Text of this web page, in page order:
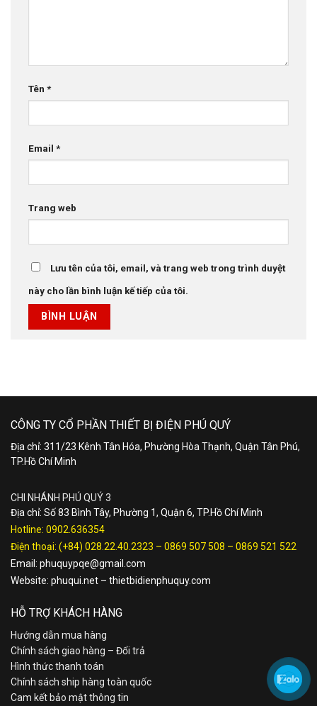
Tên *
Email *
Trang web
Lưu tên của tôi, email, và trang web trong trình duyệt
này cho lần bình luận kế tiếp của tôi.
CÔNG TY CỔ PHẦN THIẾT BỊ ĐIỆN PHÚ QUÝ
Địa chỉ: 311/23 Kênh Tân Hóa, Phường Hòa Thạnh, Quận Tân Phú,
TP.Hồ Chí Minh
CHI NHÁNH PHÚ QUÝ 3
Địa chỉ: Số 83 Bình Tây, Phường 1, Quận 6, TP.Hồ Chí Minh
Hotline: 0902.636354
Điện thoại: (+84) 028.22.40.2323 – 0869 507 508 – 0869 521 522
Email: phuquypqe@gmail.com
Website: phuqui.net – thietbidienphuquy.com
HỖ TRỢ KHÁCH HÀNG
Hướng dẫn mua hàng
Chính sách giao hàng – Đổi trả
Hình thức thanh toán
Chính sách ship hàng toàn quốc
Cam kết bảo mật thông tin